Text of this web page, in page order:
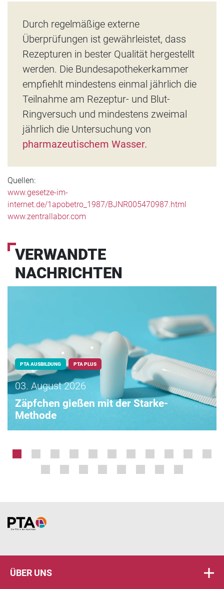
Durch regelmäßige externe
Überprüfungen ist gewährleistet, dass
Rezepturen in bester Qualität hergestellt
werden. Die Bundesapothekerkammer
empfiehlt mindestens einmal jährlich die
Teilnahme am Rezeptur- und Blut-
Ringversuch und mindestens zweimal
jährlich die Untersuchung von
pharmazeutischem Wasser.
Quellen:
www.gesetze-im-
internet.de/1apobetro_1987/BJNR005470987.html
www.zentrallabor.com
VERWANDTE
NACHRICHTEN
PTA AUSBILDUNG PTA PLUS
03. August 2026
Zäpfchen gießen mit der Starke-
Methode
Home
ÜBER UNS